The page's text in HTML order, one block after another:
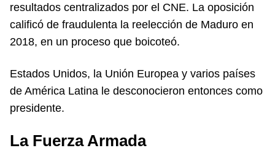
resultados centralizados por el CNE. La oposición
calificó de fraudulenta la reelección de Maduro en
2018, en un proceso que boicoteó.
Estados Unidos, la Unión Europea y varios países
de América Latina le desconocieron entonces como
presidente.
La Fuerza Armada